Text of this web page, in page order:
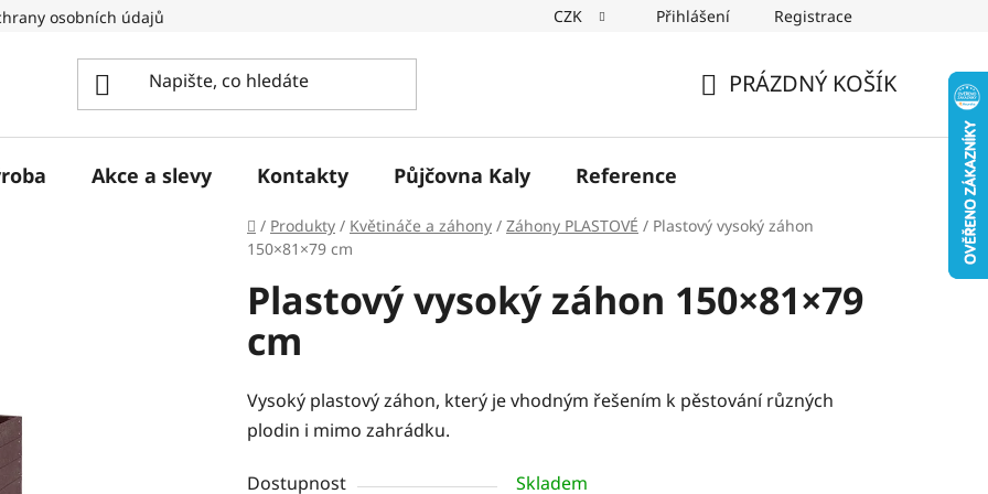
osobních údajů CZK Přihlášení Registrace
PRÁZDNÝ KOŠÍK
Akce a slevy Kontakty Půjčovna Kaly Reference
Domů
/ Produkty / Květináče a záhony / Záhony PLASTOVÉ / Plastový vysoký záhon
150×81×79 cm
Plastový vysoký záhon 150×81×79
cm
Vysoký plastový záhon, který je vhodným řešením k pěstování různých
plodin i mimo zahrádku.
Dostupnost
Skladem